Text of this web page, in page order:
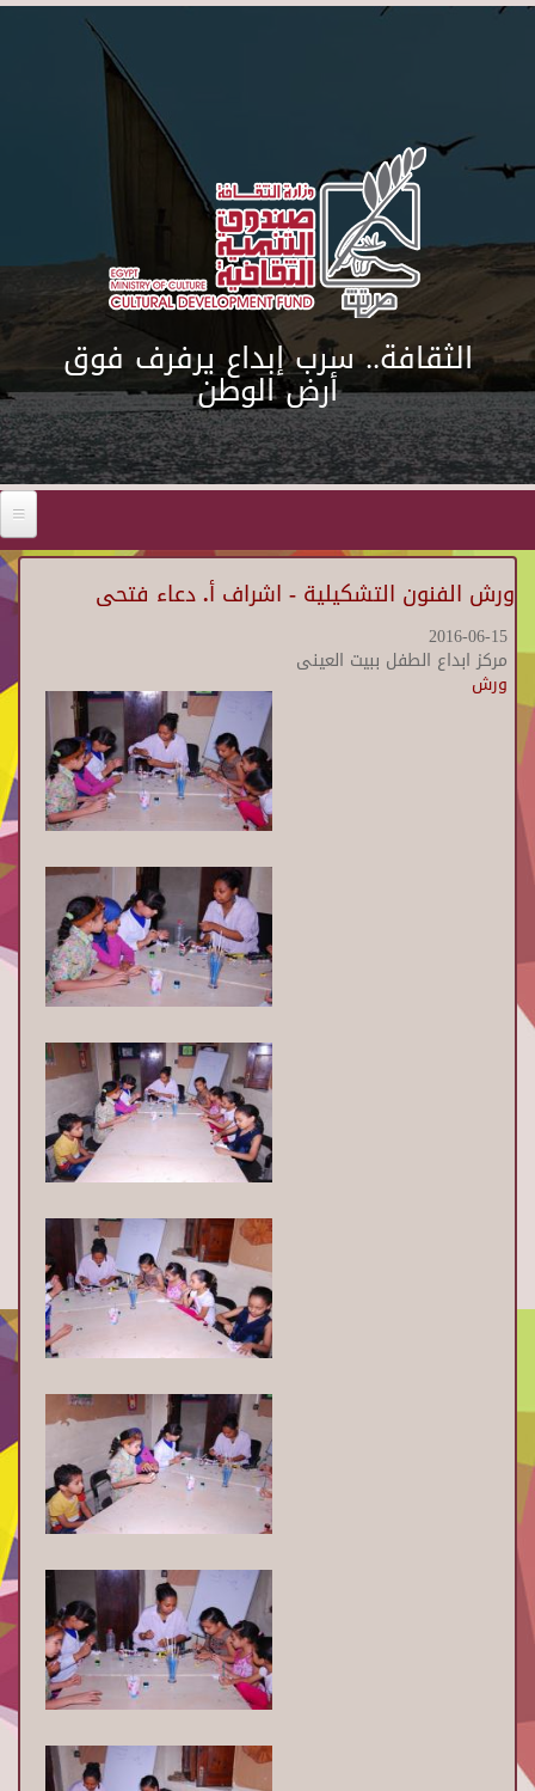
Skip to main content
الثقافة.. سرب إبداع يرفرف فوق
أرض الوطن
ورش الفنون التشكيلية - اشراف أ. دعاء فتحى
2016-06-15
مركز ابداع الطفل ببيت العينى
ورش